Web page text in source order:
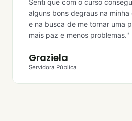
Senti que com o curso
alguns bons degraus na
e na busca de me tornar uma
mais paz e menos problemas."
Graziela
Servidora Pública